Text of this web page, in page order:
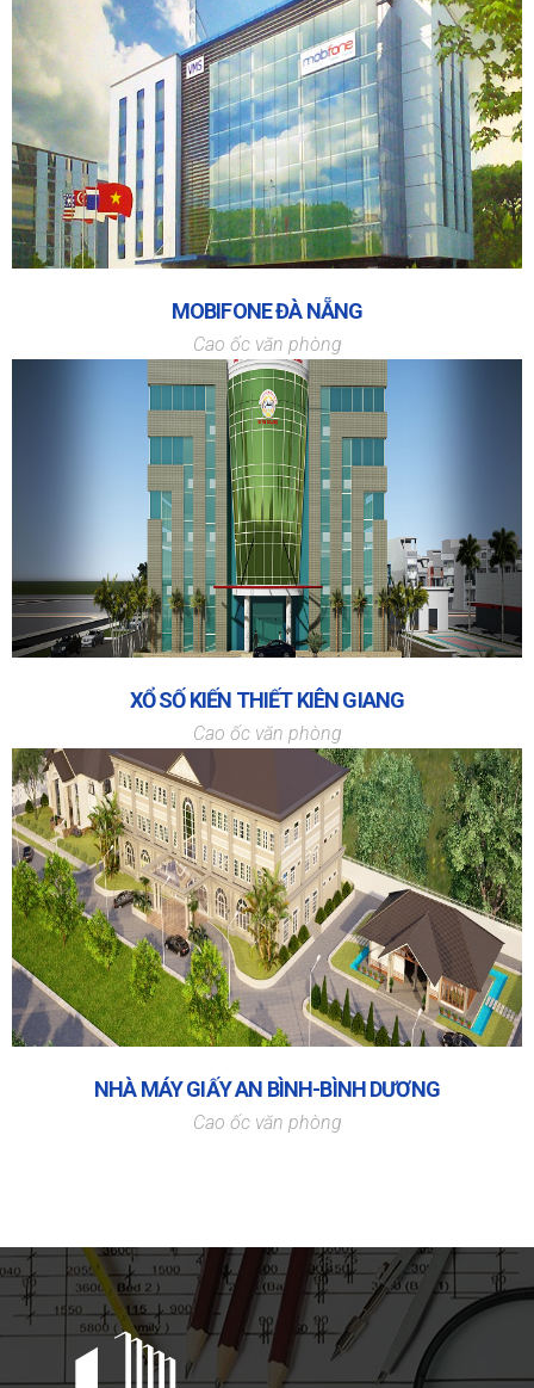
MOBIFONE ĐÀ NẴNG
Cao ốc văn phòng
XỔ SỐ KIẾN THIẾT KIÊN GIANG
Cao ốc văn phòng
NHÀ MÁY GIẤY AN BÌNH-BÌNH DƯƠNG
Cao ốc văn phòng